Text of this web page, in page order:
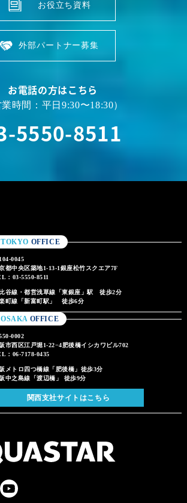
お役立ち資料
外部パートナー募集
お電話の方はこちら
業時間：平日9:30〜18:30）
5550-8511
TOKYO OFFICE
0045
都中央区築地1-13-1銀座松竹スクエア7F
：03-5550-8511
谷線・都営浅草線「東銀座」駅 徒歩2分
町線「新富町駅」 徒歩6分
OSAKA OFFICE
0002
市西区江戸堀1-22−4肥後橋イシカワビル702
：06-7178-0435
メトロ四つ橋線「肥後橋」徒歩3分
中之島線「渡辺橋」 徒歩9分
関西支社サイトはこちら